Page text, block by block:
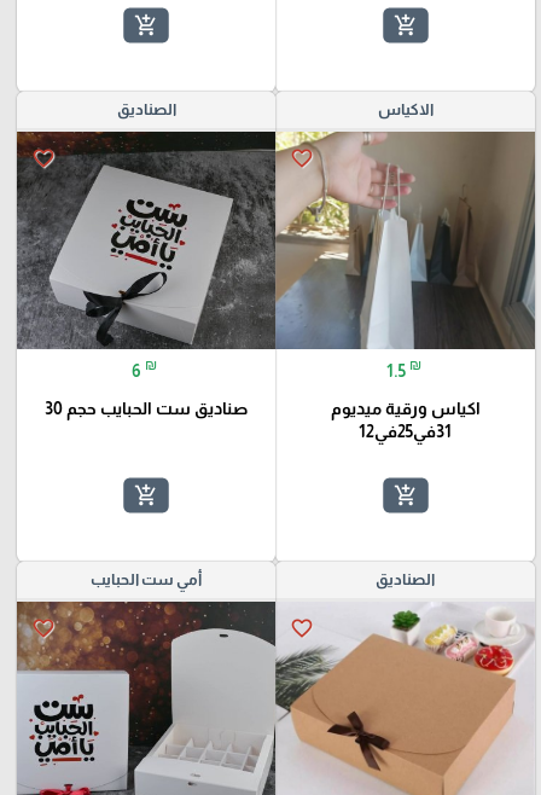
add_shopping_cart
add_shopping_cart
الاكياس
favorite_border
1.5 ₪
اكياس ورقية ميديوم
31في25في12
add_shopping_cart
الصناديق
favorite_border
6 ₪
صناديق ست الحبايب حجم 30
add_shopping_cart
الصناديق
favorite_border
أمي ست الحبايب
favorite_border